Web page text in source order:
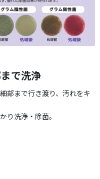
で洗浄
部まで行き渡り、汚れをキ
り洗浄・除菌。